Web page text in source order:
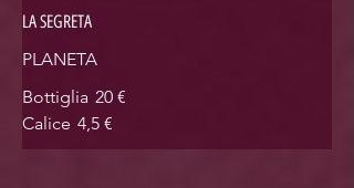
LA SEGRETA
PLANETA
Bottiglia 20 €
Calice 4,5 €